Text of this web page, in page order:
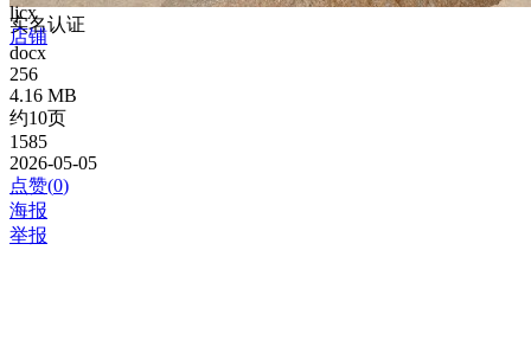
ljcx
实名认证
店铺
docx
256
4.16 MB
约10页
1585
2026-05-05
点赞(0)
海报
举报